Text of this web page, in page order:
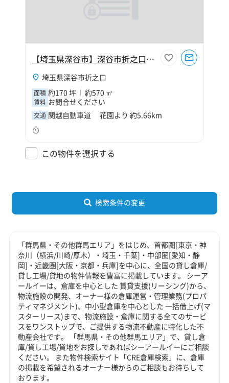
【埼玉県深谷市】深谷市折之口170坪工場
埼玉県深谷市折之口
面積 約170 坪 約570 ㎡
賃料 お問合せください
交通 関越自動車道 花園より 約5.66km
この物件を選択する
検索条件の変更
「群馬県・その他群馬エリア」をはじめ、首都圏[東京・神
奈川（横浜/川崎/厚木）・埼玉・千葉]・中部圏[愛知・静
岡]・近畿圏[大阪・京都・兵庫]を中心に、全国の貸し倉庫/
貸し工場/貸地の物件情報を豊富に掲載しています。 シーア
ールイーは、倉庫を中心とした 賃貸支援(リーシング)から、
物流施設の開発、オーナー様の倉庫運営・管理業務(プロパ
ティマネジメント)、中小型倉庫を中心とした 一括借上げ(マ
スターリース)まで、物流施設・倉庫に関する全てのサービ
スをワンストップで、ご提供する物流不動産に特化した不
動産会社です。 「群馬県・その他群馬エリア」で、貸し倉
庫/貸し工場/貸地をお探しであればシーアールイーにご相談
ください。 また物件検索サイト「CRE倉庫検索」に、倉庫
の掲載を希望されるオーナー様からのご相談もお待ちして
おります。